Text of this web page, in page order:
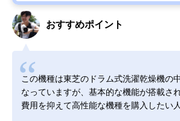
おすすめポイント
この機種は東芝のドラム式洗濯乾燥機の
なっていますが、基本的な機能が搭載さ
費用を抑えて高性能な機種を購入したい